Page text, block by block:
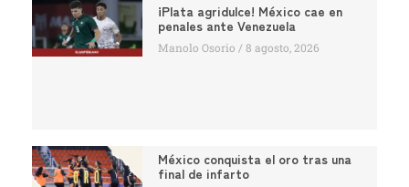
¡Plata agridulce! México cae en
penales ante Venezuela
Manolo Osorio 8 agosto, 2026
México conquista el oro tras una
final de infarto